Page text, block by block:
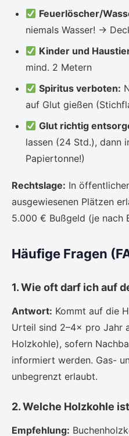
Feuerlöscher/
niemals Wasser! →
Kinder und
mind. 2 Metern
Spiritus verboten:
auf Glut gießen
Glut richtig
lassen (24 Std.), dann
Papiertonne!)
Rechtslage: In
ausgewiesenen Plätzen
5.000 € Bußgeld (je nach
Häufige Fragen
1. Wie oft darf ich auf
Antwort: Kommt auf die
Urteil sind 2–4× pro Jahr
Holzkohle), sofern
informiert werden. Gas-
unbegrenzt erlaubt.
2. Welche Holzkohle
Empfehlung: